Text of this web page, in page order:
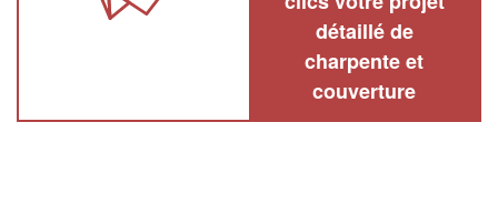
détaillé de
charpente et
couverture